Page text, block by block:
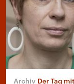
Der Tag